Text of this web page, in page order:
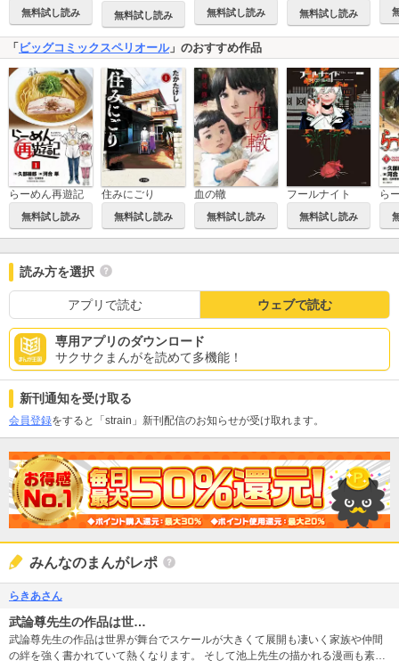
無料試し読み 無料試し読み 無料試し読み 無料試し読み
「ビッグコミックスペリオール」のおすすめ作品
らーめん再遊記
無料試し読み
住みにごり
無料試し読み
血の轍
無料試し読み
フールナイト
無料試し読み
ら
読み方を選択
アプリで読む ウェブで読む
専用アプリのダウンロード
サクサクまんがを読めて多機能！
新刊通知を受け取る
会員登録をすると「strain」新刊配信のお知らせが受け取れます。
みんなのまんがレポ
らきあさん
武論尊先生の作品は世…
武論尊先生の作品は世界が舞台でスケールが大きくて展開も凄いく家族や仲間
の絆を強く書かれていて熱くなります。 そして池上先生の描かれる漫画も素晴